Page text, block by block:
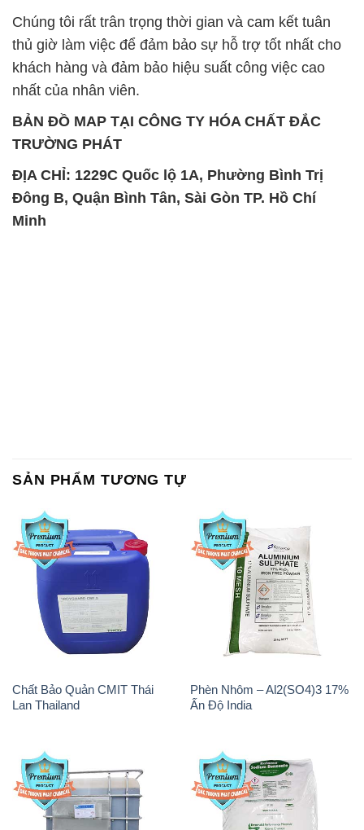
Chúng tôi rất trân trọng thời gian và cam kết tuân
thủ giờ làm việc để đảm bảo sự hỗ trợ tốt nhất cho
khách hàng và đảm bảo hiệu suất công việc cao
nhất của nhân viên.
BẢN ĐỒ MAP TẠI CÔNG TY HÓA CHẤT ĐẮC
TRƯỜNG PHÁT
ĐỊA CHỈ: 1229C Quốc lộ 1A, Phường Bình Trị
Đông B, Quận Bình Tân, Sài Gòn TP. Hồ Chí
Minh
SẢN PHẨM TƯƠNG TỰ
Chất Bảo Quản CMIT Thái
Lan Thailand
Phèn Nhôm – Al2(SO4)3 17%
Ấn Độ India